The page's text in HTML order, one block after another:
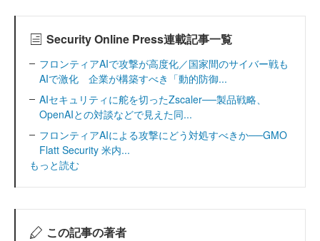
Security Online Press連載記事一覧
フロンティアAIで攻撃が高度化／国家間のサイバー戦も
AIで激化 企業が構築すべき「動的防御...
AIセキュリティに舵を切ったZscaler──製品戦略、
OpenAIとの対談などで見えた同...
フロンティアAIによる攻撃にどう対処すべきか──GMO
Flatt Security 米内...
もっと読む
この記事の著者